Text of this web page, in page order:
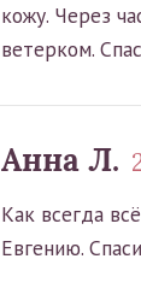
кожу. Через
ветерком.
Анна Л.
Как всегда
Евгению.